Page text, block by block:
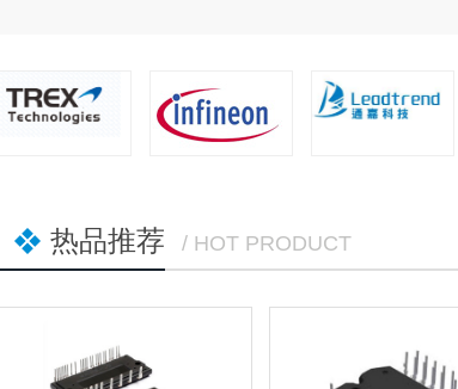
热品推荐 / HOT PRODUCT